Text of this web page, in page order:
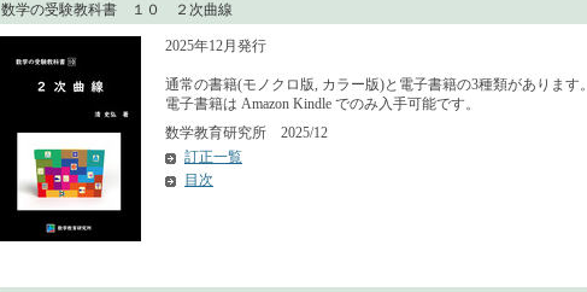
数学の受験教科書 １０ ２次曲線
2025年12月発行
通常の書籍(モノクロ版, カラー版)と電子書籍の3種類があります。
電子書籍は Amazon Kindle でのみ入手可能です。
数学教育研究所 2025/12
訂正一覧
目次